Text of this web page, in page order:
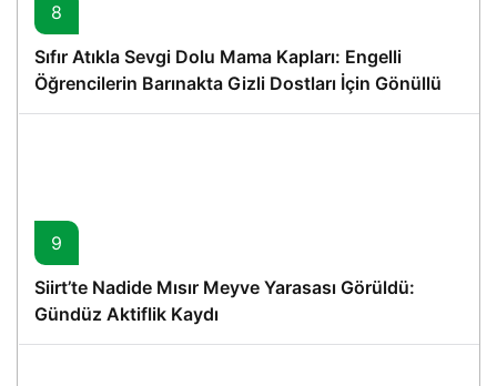
8
Sıfır Atıkla Sevgi Dolu Mama Kapları: Engelli
Öğrencilerin Barınakta Gizli Dostları İçin Gönüllü
Proje
9
Siirt’te Nadide Mısır Meyve Yarasası Görüldü:
Gündüz Aktiflik Kaydı